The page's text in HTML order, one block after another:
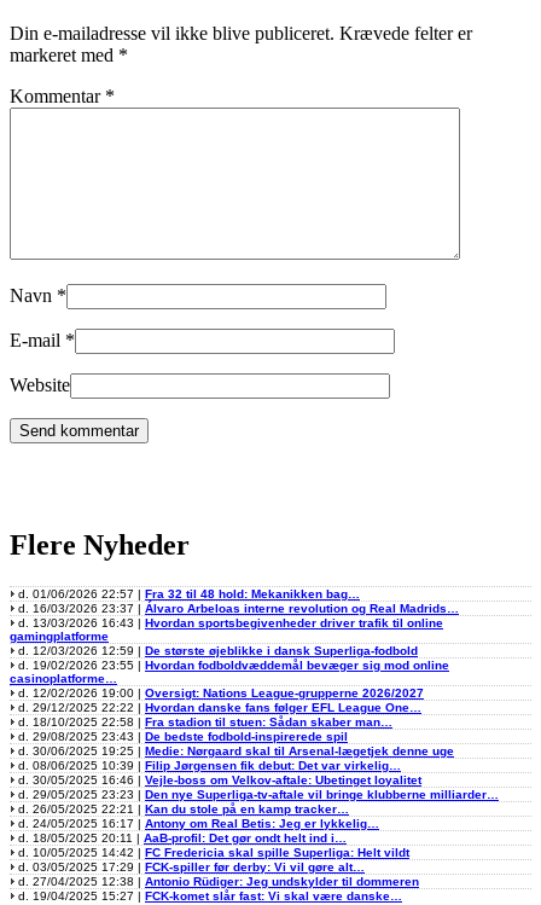
Din e-mailadresse vil ikke blive publiceret. Krævede felter er
markeret med *
Kommentar *
Navn *
E-mail *
Website
Flere Nyheder
d. 01/06/2026 22:57 | Fra 32 til 48 hold: Mekanikken bag…
d. 16/03/2026 23:37 | Álvaro Arbeloas interne revolution og Real Madrids…
d. 13/03/2026 16:43 | Hvordan sportsbegivenheder driver trafik til online
gamingplatforme
d. 12/03/2026 12:59 | De største øjeblikke i dansk Superliga-fodbold
d. 19/02/2026 23:55 | Hvordan fodboldvæddemål bevæger sig mod online
casinoplatforme…
d. 12/02/2026 19:00 | Oversigt: Nations League-grupperne 2026/2027
d. 29/12/2025 22:22 | Hvordan danske fans følger EFL League One…
d. 18/10/2025 22:58 | Fra stadion til stuen: Sådan skaber man…
d. 29/08/2025 23:43 | De bedste fodbold-inspirerede spil
d. 30/06/2025 19:25 | Medie: Nørgaard skal til Arsenal-lægetjek denne uge
d. 08/06/2025 10:39 | Filip Jørgensen fik debut: Det var virkelig…
d. 30/05/2025 16:46 | Vejle-boss om Velkov-aftale: Ubetinget loyalitet
d. 29/05/2025 23:23 | Den nye Superliga-tv-aftale vil bringe klubberne milliarder…
d. 26/05/2025 22:21 | Kan du stole på en kamp tracker…
d. 24/05/2025 16:17 | Antony om Real Betis: Jeg er lykkelig…
d. 18/05/2025 20:11 | AaB-profil: Det gør ondt helt ind i…
d. 10/05/2025 14:42 | FC Fredericia skal spille Superliga: Helt vildt
d. 03/05/2025 17:29 | FCK-spiller før derby: Vi vil gøre alt…
d. 27/04/2025 12:38 | Antonio Rüdiger: Jeg undskylder til dommeren
d. 19/04/2025 15:27 | FCK-komet slår fast: Vi skal være danske…